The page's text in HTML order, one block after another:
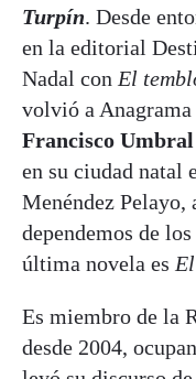
Turpín. Desde
en la editorial
Nadal con El
volvió a Anagrama
Francisco Umbral
en su ciudad natal
Menéndez Pelayo,
dependemos de
última novela es
Es miembro de la
desde 2004,